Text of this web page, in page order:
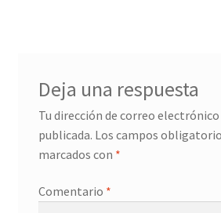
Pescados y Mariscos
Política de Privacidad Y Cookies
Deja una respuesta
Tu dirección de correo electrónico
publicada. Los campos
marcados con *
Comentario *